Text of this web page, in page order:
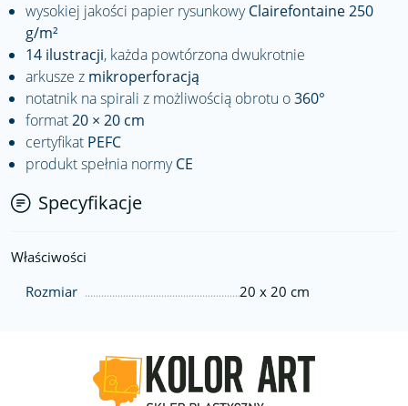
wysokiej jakości papier rysunkowyClairefontaine 250
g/m²
14 ilustracji, każda powtórzona dwukrotnie
arkusze z mikroperforacją
notatnik na spirali z możliwością obrotu o360°
format20 × 20 cm
certyfikat PEFC
produkt spełnia normyCE
Specyfikacje
Właściwości
Rozmiar
20 x 20 cm